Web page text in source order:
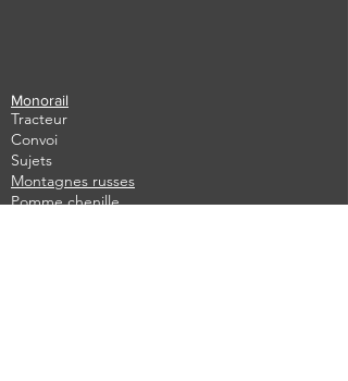
Monorail
Tracteur
Convoi
Sujets
Montagnes russes
Pomme chenille